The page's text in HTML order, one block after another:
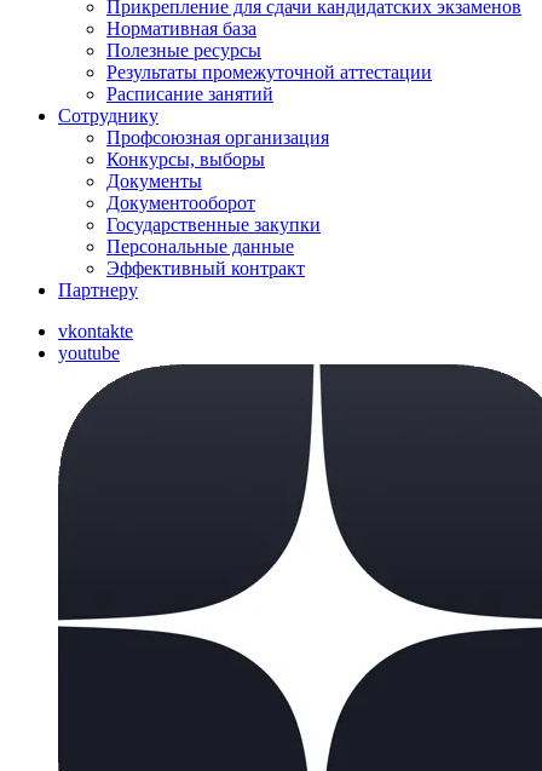
Прикрепление для сдачи кандидатских экзаменов
Нормативная база
Полезные ресурсы
Результаты промежуточной аттестации
Расписание занятий
Сотруднику
Профсоюзная организация
Конкурсы, выборы
Документы
Документооборот
Государственные закупки
Персональные данные
Эффективный контракт
Партнеру
vkontakte
youtube